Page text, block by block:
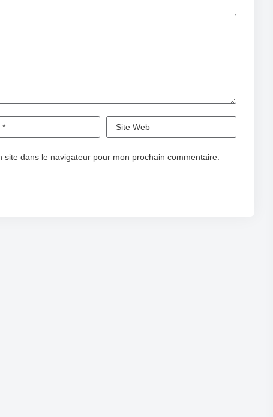
dans le navigateur pour mon prochain commentaire.